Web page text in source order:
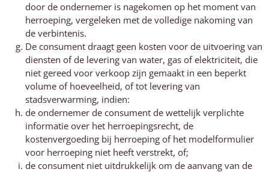
door de ondernemer is nagekomen op het moment van
herroeping, vergeleken met de volledige nakoming van
de verbintenis.
De consument draagt geen kosten voor de uitvoering van
diensten of de levering van water, gas of elektriciteit, die
niet gereed voor verkoop zijn gemaakt in een beperkt
volume of hoeveelheid, of tot levering van
stadsverwarming, indien:
de ondernemer de consument de wettelijk verplichte
informatie over het herroepingsrecht, de
kostenvergoeding bij herroeping of het modelformulier
voor herroeping niet heeft verstrekt, of;
de consument niet uitdrukkelijk om de aanvang van de